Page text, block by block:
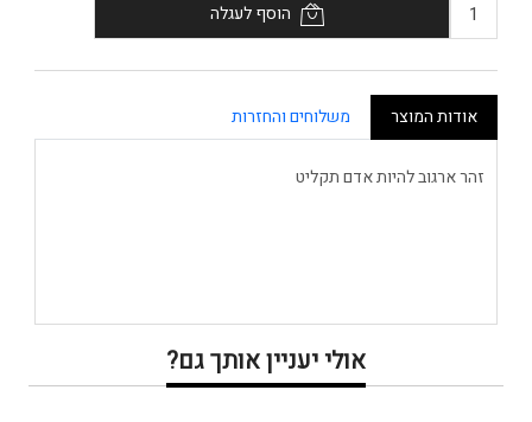
הוסף לעגלה
אודות המוצר משלוחים והחזרות
זהר ארגוב להיות אדם תקליט
אולי יעניין אותך גם?